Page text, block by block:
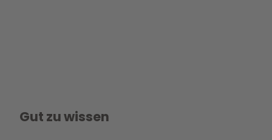
Gut zu wissen